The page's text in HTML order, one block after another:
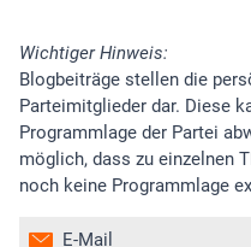
Wichtiger Hinweis:
Blogbeiträge stellen die
Parteimitglieder dar. Diese
Programmlage der Partei
möglich, dass zu einzelnen
noch keine Programmlage
E-Mail